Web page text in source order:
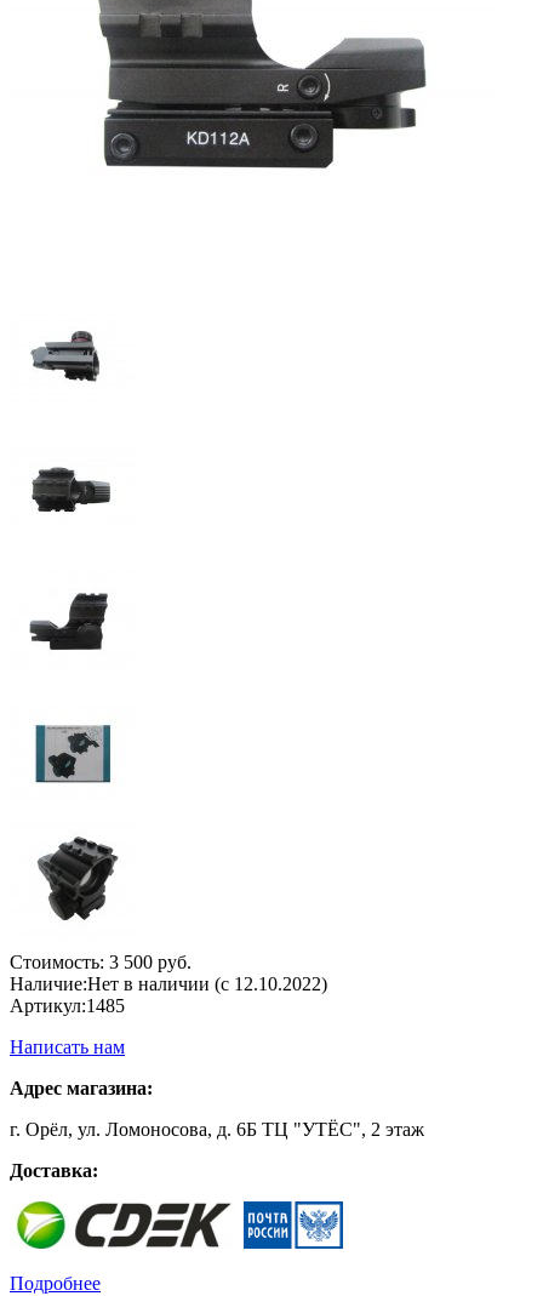
Стоимость: 3 500 руб.
Наличие:Нет в наличии (с 12.10.2022)
Артикул:1485
Написать нам
Адрес магазина:
г. Орёл, ул. Ломоносова, д. 6Б ТЦ "УТЁС", 2 этаж
Доставка:
Подробнее